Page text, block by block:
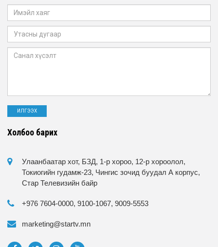
Холбоо барих
Улаанбаатар хот, БЗД, 1-р хороо, 12-р хороолол,
Токиогийн гудамж-23, Чингис зочид буудал А корпус,
Стар Телевизийн байр
+976 7604-0000, 9100-1067, 9009-5553
marketing@startv.mn